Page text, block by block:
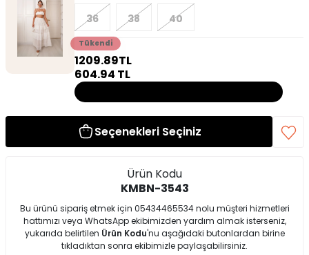
36 38 40
Tükendi
1209.89TL
604.94 TL
Seçenekleri Seçiniz
Ürün Kodu
KMBN-3543
Bu ürünü sipariş etmek için 05434465534 nolu müşteri hizmetleri
hattımızı veya WhatsApp ekibimizden yardım almak isterseniz,
yukarıda belirtilen Ürün Kodu'nu aşağıdaki butonlardan birine
tıkladıktan sonra ekibimizle paylaşabilirsiniz.